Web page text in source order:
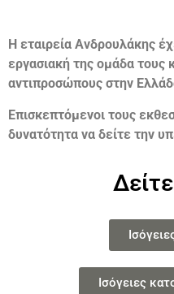
Η εταιρεία Ανδρουλάκης
εργασιακή της ομάδα τους
αντιπροσώπους στην
Επισκεπτόμενοι τους
δυνατότητα να δείτε την
Ισόγειες